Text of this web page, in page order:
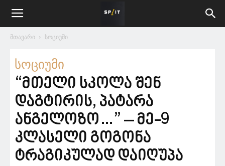
მთავარი სოციუმი
სოციუმი
“მთელი სკოლა შენ
დაგტირის, პატარა
ანგელოზო…” – მე-9
კლასელი გოგონა
ტრაგიკულად დაიღუპა